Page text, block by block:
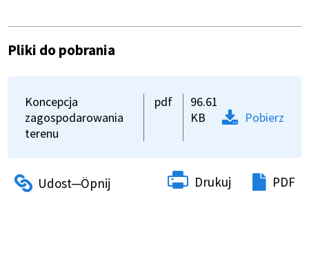
Pliki do pobrania
Koncepcja
zagospodarowania
terenu
pdf
96.61
KB
Pobierz
Drukuj PDF